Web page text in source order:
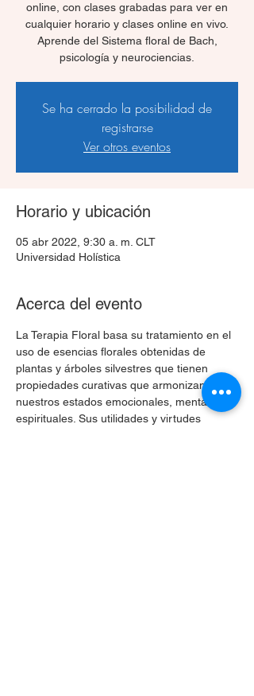
online, con clases grabadas para ver en
cualquier horario y clases online en vivo.
Aprende del Sistema floral de Bach,
psicología y neurociencias.
Se ha cerrado la posibilidad de
registrarse
Ver otros eventos
Horario y ubicación
05 abr 2022, 9:30 a. m. CLT
Universidad Holística
Acerca del evento
La Terapia Floral basa su tratamiento en el
uso de esencias florales obtenidas de
plantas y árboles silvestres que tienen
propiedades curativas que armonizan
nuestros estados emocionales, mentales y
espirituales. Sus utilidades y virtudes